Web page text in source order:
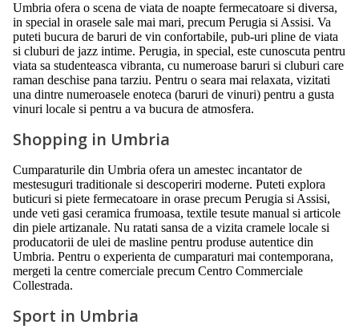
Umbria ofera o scena de viata de noapte fermecatoare si diversa,
in special in orasele sale mai mari, precum Perugia si Assisi. Va
puteti bucura de baruri de vin confortabile, pub-uri pline de viata
si cluburi de jazz intime. Perugia, in special, este cunoscuta pentru
viata sa studenteasca vibranta, cu numeroase baruri si cluburi care
raman deschise pana tarziu. Pentru o seara mai relaxata, vizitati
una dintre numeroasele enoteca (baruri de vinuri) pentru a gusta
vinuri locale si pentru a va bucura de atmosfera.
Shopping in Umbria
Cumparaturile din Umbria ofera un amestec incantator de
mestesuguri traditionale si descoperiri moderne. Puteti explora
buticuri si piete fermecatoare in orase precum Perugia si Assisi,
unde veti gasi ceramica frumoasa, textile tesute manual si articole
din piele artizanale. Nu ratati sansa de a vizita cramele locale si
producatorii de ulei de masline pentru produse autentice din
Umbria. Pentru o experienta de cumparaturi mai contemporana,
mergeti la centre comerciale precum Centro Commerciale
Collestrada.
Sport in Umbria